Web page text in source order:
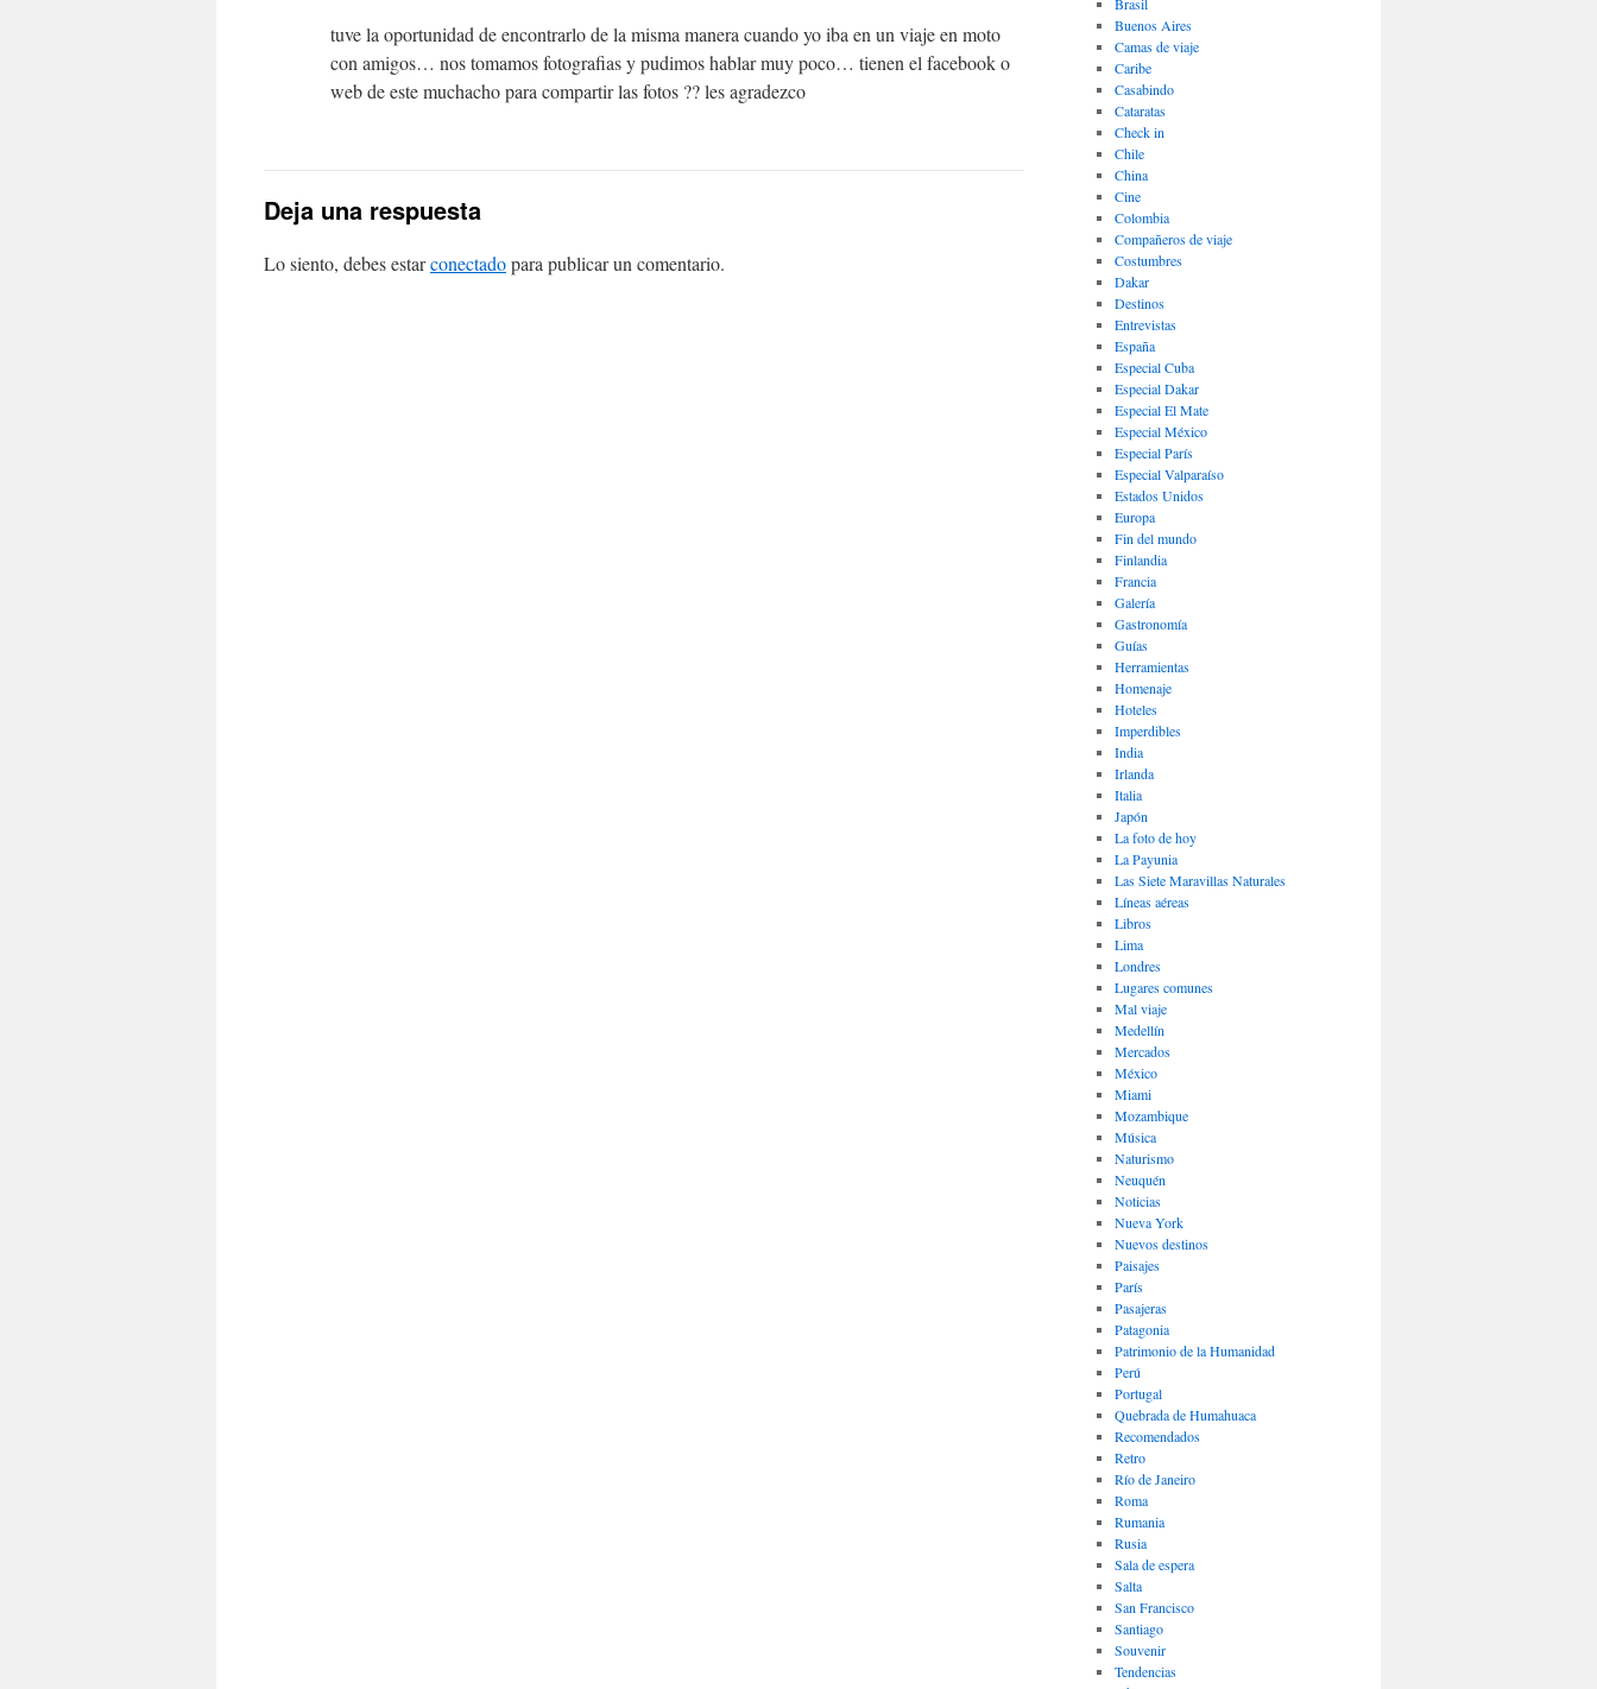
tuve la oportunidad de encontrarlo de la misma manera cuando yo iba en un viaje en moto
con amigos… nos tomamos fotografias y pudimos hablar muy poco… tienen el facebook o
web de este muchacho para compartir las fotos ?? les agradezco
Deja una respuesta
Lo siento, debes estarconectadopara publicar un comentario.
Buenos Aires
Camas de viaje
Caribe
Casabindo
Cataratas
Check in
Chile
China
Cine
Colombia
Compañeros de viaje
Costumbres
Dakar
Destinos
Entrevistas
España
Especial Cuba
Especial Dakar
Especial El Mate
Especial México
Especial París
Especial Valparaíso
Estados Unidos
Europa
Fin del mundo
Finlandia
Francia
Galería
Gastronomí­a
Guías
Herramientas
Homenaje
Hoteles
Imperdibles
India
Irlanda
Italia
Japón
La foto de hoy
La Payunia
Las Siete Maravillas Naturales
Lí­neas aéreas
Libros
Lima
Londres
Lugares comunes
Mal viaje
Medellín
Mercados
México
Miami
Mozambique
Música
Naturismo
Neuquén
Noticias
Nueva York
Nuevos destinos
Paisajes
Parí­s
Pasajeras
Patagonia
Patrimonio de la Humanidad
Perú
Portugal
Quebrada de Humahuaca
Recomendados
Retro
Río de Janeiro
Roma
Rumania
Rusia
Sala de espera
Salta
San Francisco
Santiago
Souvenir
Tendencias